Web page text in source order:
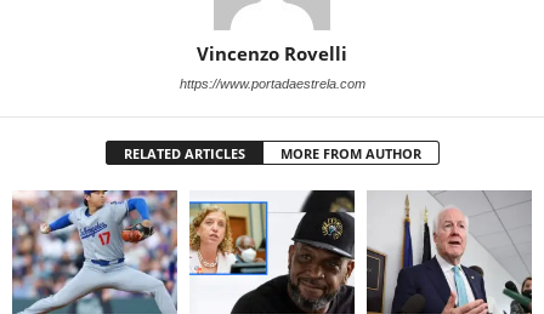
Vincenzo Rovelli
https://www.portadaestrela.com
RELATED ARTICLES MORE FROM AUTHOR